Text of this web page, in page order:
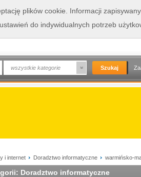
wszystkie kategorie
i internet Doradztwo informatyczne warmińsko-
Doradztwo informatyczne
plików cookie. Informacji
do indywidualnych potrzeb